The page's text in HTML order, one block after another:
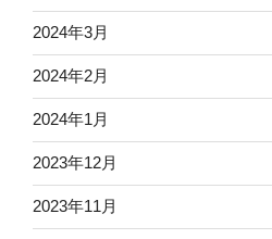
2024年3月
2024年2月
2024年1月
2023年12月
2023年11月